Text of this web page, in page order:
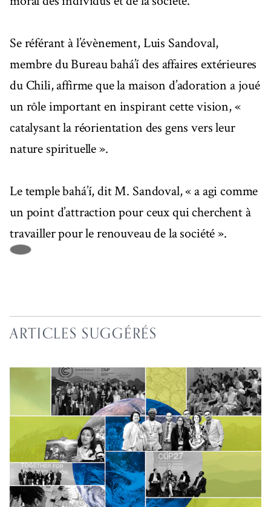
Se référant à l’évènement, Luis Sandoval,
membre du Bureau bahá’í des affaires extérieures
du Chili, affirme que la maison d’adoration a joué
un rôle important en inspirant cette vision, «
catalysant la réorientation des gens vers leur
nature spirituelle ».
Le temple bahá’í, dit M. Sandoval, « a agi comme
un point d’attraction pour ceux qui cherchent à
travailler pour le renouveau de la société ».
ARTICLES SUGGÉRÉS